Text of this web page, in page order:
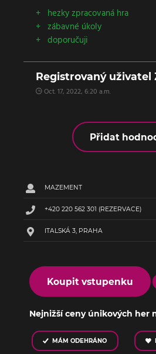
hezky zpracovaná hra
zábavné úkoly
doporučuji
Registrovaný uživatel
Oct. 17, 2022, 6:20 a.m.
Přidat
MAZEMENT
+420 220 562 301 (REZERVACE)
ITALSKÁ 3, PRAHA
Koupit vstupenku
Nejnižší ceny únikových her
MÁM ODEHRÁNO